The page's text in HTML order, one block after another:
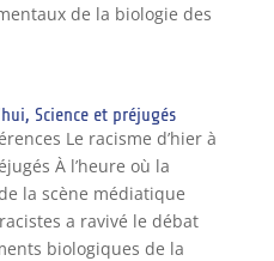
de la biologie des
Science et préjugés
Le racisme d’hier à
À l’heure où la
la scène médiatique
a ravivé le débat
biologiques de la